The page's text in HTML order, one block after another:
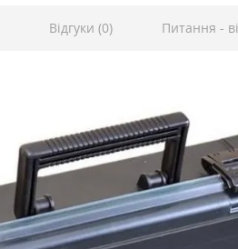
Відгуки (0) Питання -